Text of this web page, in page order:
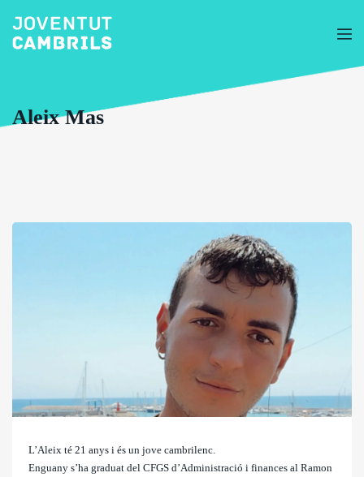
Aleix Mas
L’Aleix té 21 anys i és un jove cambrilenc.
Enguany s’ha graduat del CFGS d’Administració i finances al Ramon